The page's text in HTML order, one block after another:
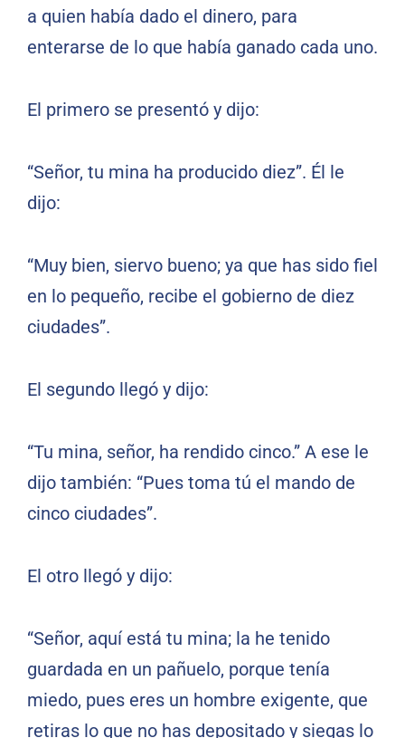
a quien había dado el dinero, para
enterarse de lo que había ganado cada uno.
El primero se presentó y dijo:
“Señor, tu mina ha producido diez”. Él le
dijo:
“Muy bien, siervo bueno; ya que has sido fiel
en lo pequeño, recibe el gobierno de diez
ciudades”.
El segundo llegó y dijo:
“Tu mina, señor, ha rendido cinco.” A ese le
dijo también: “Pues toma tú el mando de
cinco ciudades”.
El otro llegó y dijo:
“Señor, aquí está tu mina; la he tenido
guardada en un pañuelo, porque tenía
miedo, pues eres un hombre exigente, que
retiras lo que no has depositado y siegas lo